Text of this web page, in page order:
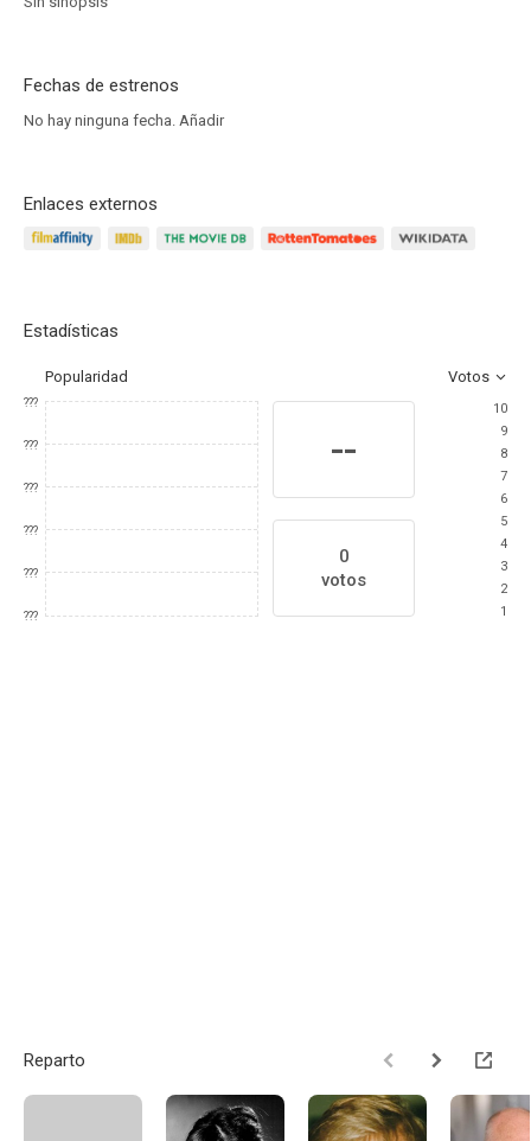
Fechas de estrenos
No hay ninguna fecha. Añadir
Enlaces externos
Estadísticas
Popularidad Votos
???
???
???
???
???
???
--
0
votos
10
9
8
7
6
5
4
3
2
1
Reparto